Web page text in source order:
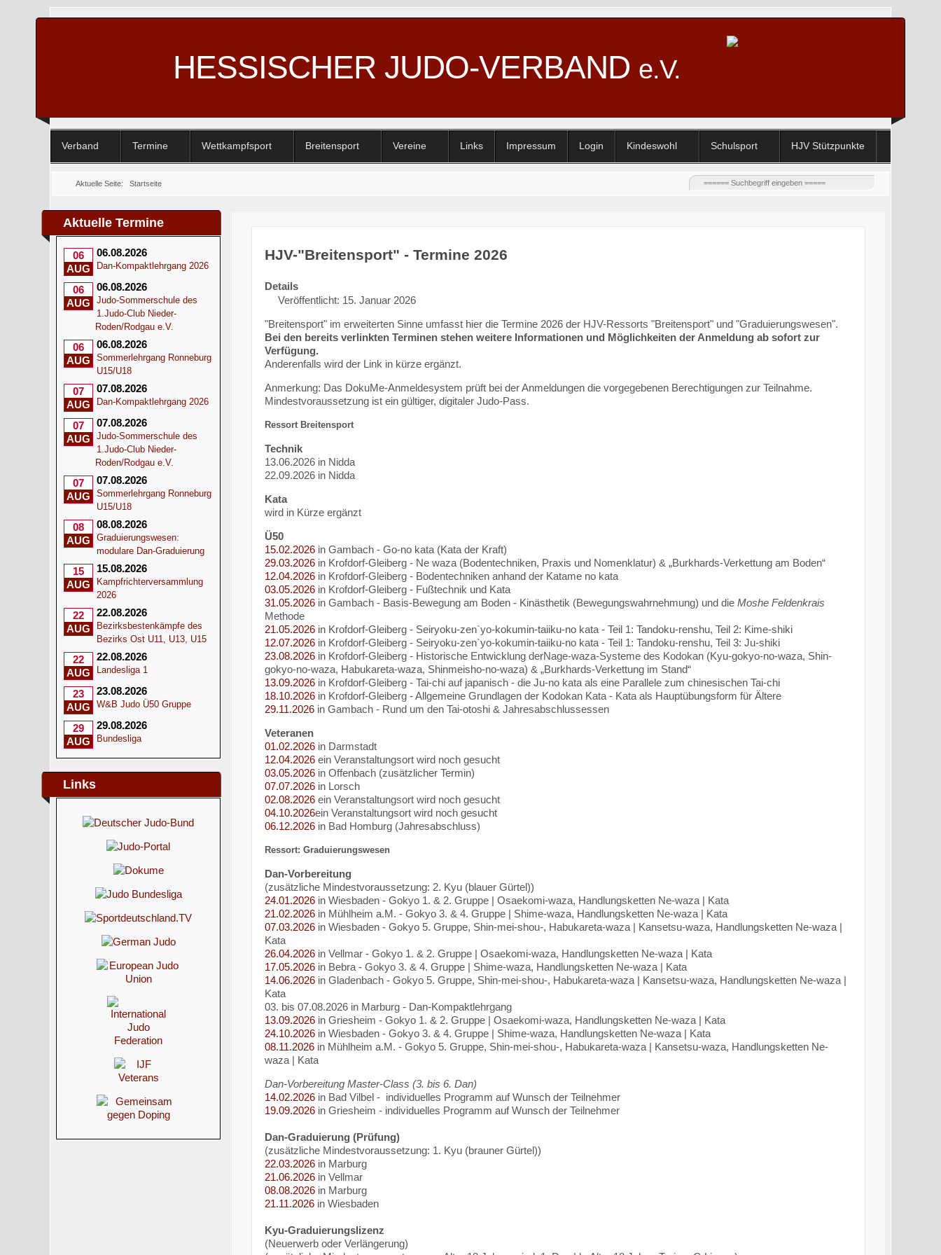
HESSISCHER JUDO-VERBAND e.V.
Verband Termine Wettkampfsport Breitensport Vereine Links Impressum Login Kindeswohl Schulsport HJV Stützpunkte
Aktuelle Seite:Startseite
Aktuelle Termine
06
AUG
06.08.2026
Dan-Kompaktlehrgang 2026
06
AUG
06.08.2026
Judo-Sommerschule des
1.Judo-Club Nieder-
Roden/Rodgau e.V.
06
AUG
06.08.2026
Sommerlehrgang Ronneburg
U15/U18
07
AUG
07.08.2026
Dan-Kompaktlehrgang 2026
07
AUG
07.08.2026
Judo-Sommerschule des
1.Judo-Club Nieder-
Roden/Rodgau e.V.
07
AUG
07.08.2026
Sommerlehrgang Ronneburg
U15/U18
08
AUG
08.08.2026
Graduierungswesen:
modulare Dan-Graduierung
15
AUG
15.08.2026
Kampfrichterversammlung
2026
22
AUG
22.08.2026
Bezirksbestenkämpfe des
Bezirks Ost U11, U13, U15
22
AUG
22.08.2026
Landesliga 1
23
AUG
23.08.2026
W&B Judo Ü50 Gruppe
29
AUG
29.08.2026
Bundesliga
Links
HJV-"Breitensport" - Termine 2026
Details
Veröffentlicht: 15. Januar 2026
"Breitensport" im erweiterten Sinne umfasst hier die Termine 2026 der HJV-Ressorts "Breitensport" und "Graduierungswesen".
Bei den bereits verlinkten Terminen stehen weitere Informationen und Möglichkeiten der Anmeldung ab sofort zur
Verfügung.
Anderenfalls wird der Link in kürze ergänzt.
Anmerkung: Das DokuMe-Anmeldesystem prüft bei der Anmeldungen die vorgegebenen Berechtigungen zur Teilnahme.
Mindestvoraussetzung ist ein gültiger, digitaler Judo-Pass.
Ressort Breitensport
Technik
13.06.2026 in Nidda
22.09.2026 in Nidda
Kata
wird in Kürze ergänzt
Ü50
15.02.2026in Gambach - Go-no kata (Kata der Kraft)
29.03.2026in Krofdorf-Gleiberg - Ne waza (Bodentechniken, Praxis und Nomenklatur) & „Burkhards-Verkettung am Boden“
12.04.2026in Krofdorf-Gleiberg - Bodentechniken anhand der Katame no kata
03.05.2026in Krofdorf-Gleiberg - Fußtechnik und Kata
31.05.2026in Gambach - Basis-Bewegung am Boden - Kinästhetik (Bewegungswahrnehmung) und die Moshe Feldenkrais
Methode
21.05.2026in Krofdorf-Gleiberg - Seiryoku-zen`yo-kokumin-taiiku-no kata - Teil 1: Tandoku-renshu, Teil 2: Kime-shiki
12.07.2026in Krofdorf-Gleiberg - Seiryoku-zen`yo-kokumin-taiiku-no kata - Teil 1: Tandoku-renshu, Teil 3: Ju-shiki
23.08.2026in Krofdorf-Gleiberg - Historische Entwicklung derNage-waza-Systeme des Kodokan (Kyu-gokyo-no-waza, Shin-
gokyo-no-waza, Habukareta-waza, Shinmeisho-no-waza) & „Burkhards-Verkettung im Stand“
13.09.2026in Krofdorf-Gleiberg - Tai-chi auf japanisch - die Ju-no kata als eine Parallele zum chinesischen Tai-chi
18.10.2026in Krofdorf-Gleiberg - Allgemeine Grundlagen der Kodokan Kata - Kata als Hauptübungsform für Ältere
29.11.2026in Gambach - Rund um den Tai-otoshi & Jahresabschlussessen
Veteranen
01.02.2026in Darmstadt
12.04.2026 ein Veranstaltungsort wird noch gesucht
03.05.2026in Offenbach (zusätzlicher Termin)
07.07.2026in Lorsch
02.08.2026 ein Veranstaltungsort wird noch gesucht
04.10.2026ein Veranstaltungsort wird noch gesucht
06.12.2026in Bad Homburg (Jahresabschluss)
Ressort: Graduierungswesen
Dan-Vorbereitung
(zusätzliche Mindestvoraussetzung: 2. Kyu (blauer Gürtel))
24.01.2026in Wiesbaden - Gokyo 1. & 2. Gruppe | Osaekomi-waza, Handlungsketten Ne-waza | Kata
21.02.2026in Mühlheim a.M. - Gokyo 3. & 4. Gruppe | Shime-waza, Handlungsketten Ne-waza | Kata
07.03.2026in Wiesbaden - Gokyo 5. Gruppe, Shin-mei-shou-, Habukareta-waza | Kansetsu-waza, Handlungsketten Ne-waza |
Kata
26.04.2026in Vellmar - Gokyo 1. & 2. Gruppe | Osaekomi-waza, Handlungsketten Ne-waza | Kata
17.05.2026in Bebra - Gokyo 3. & 4. Gruppe | Shime-waza, Handlungsketten Ne-waza | Kata
14.06.2026in Gladenbach - Gokyo 5. Gruppe, Shin-mei-shou-, Habukareta-waza | Kansetsu-waza, Handlungsketten Ne-waza |
Kata
03. bis 07.08.2026 in Marburg - Dan-Kompaktlehrgang
13.09.2026in Griesheim - Gokyo 1. & 2. Gruppe | Osaekomi-waza, Handlungsketten Ne-waza | Kata
24.10.2026in Wiesbaden - Gokyo 3. & 4. Gruppe | Shime-waza, Handlungsketten Ne-waza | Kata
08.11.2026in Mühlheim a.M. - Gokyo 5. Gruppe, Shin-mei-shou-, Habukareta-waza | Kansetsu-waza, Handlungsketten Ne-
waza | Kata
Dan-Vorbereitung Master-Class (3. bis 6. Dan)
14.02.2026in Bad Vilbel - individuelles Programm auf Wunsch der Teilnehmer
19.09.2026in Griesheim - individuelles Programm auf Wunsch der Teilnehmer
Dan-Graduierung (Prüfung)
(zusätzliche Mindestvoraussetzung: 1. Kyu (brauner Gürtel))
22.03.2026in Marburg
21.06.2026in Vellmar
08.08.2026in Marburg
21.11.2026in Wiesbaden
Kyu-Graduierungslizenz
(Neuerwerb oder Verlängerung)